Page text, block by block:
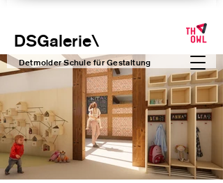
\
DSGalerie
Detmolder Schule für Gestaltung